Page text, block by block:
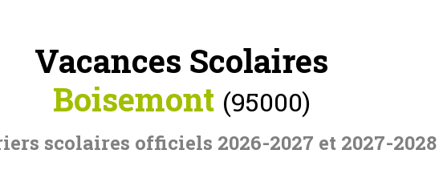
Vacances Scolaires
Boisemont (95000)
scolaires officiels 2026-2027 et 2027-2028